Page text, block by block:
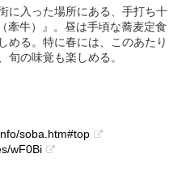
に入った場所にある、手打ち十
牽牛）』。昼は手頃な蕎麦定食
める。特に春には、このあたり
旬の味覚も楽しめる。
soba.htm#top
wF0Bi